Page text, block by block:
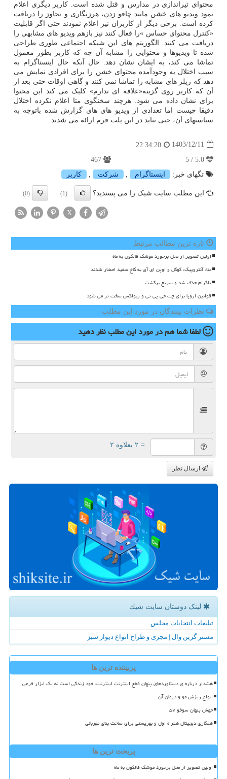
محتوای تیراندازی در مدارس و قتل شده است. کاربر دیگری اعلام
نمود ویدیو های خشن مانند چاقو زدن، هرزنگاری و تجاوز را دریافت
کرده است. برخی دیگر از کاربران نیز اعلام نمودند حتی اگر قابلیت
«کنترل محتوای حساس »را فعال کنند نیز بازهم ویدیو های مشابهی را
دریافت می کنند. الگوریتم های این شبکه اجتماعی طوری طراحی
شده تا ویدیوها و محتوایی را مشابه آن چه که کاربر بطور معمول
تماشا می کند، به ایشان نشان دهد. حال آنکه حال اینستاگرام به
سبب اختلال به وجودآمده محتوای خشن را برای افرادی نمایش می
دهد که ریلز های مشابه را تماشا نمی کنند و گاهی اوقات حتی بعد از
آن که کاربر روی گزینه«علاقه ای ندارم» کلیک می کند این محتوا
برای نشان داده می شود. هرچند سخنگوی متا اعلام نکرده اختلال
دقیقا چیست اما تعدادی از ویدیو های های گزارش شده باتوجه به
سیاستهای آن، حتی نباید در این پلت فرم ارائه می شدند.
1403/12/11
22:34:20
تگهای خبر:
اینستاگرام , شركت , كاربر
این مطلب سایت شیک را می پسندید؟ (1)
(0)
X
تازه ترین مطالب مرتبط
اولین تصویر از محل برخورد موشک فالکون به ماه
متا، آنتروپیک، گوگل و اوپن ای آی به کاخ سفید احضار شدند
تلگرام حذف شد و سریع برگشت
قوانین اروپا برای چت جی پی تی و ربولکس سخت تر می شود
نظرات بینندگان در مورد این مطلب
لطفا شما همدر مورد این مطلبنظر دهید
= ۲ بعلاوه ۲
ارسال نظر
لینک دوستان سایت شیك
تبلیغات انتخابات مجلس
مستر گرین وال | مجری و طراح انواع دیوار سبز
پربیننده ترین ها
هشدار درباره ی دستاوردهای پنهان قطع اینترنت اینترنت، خود زندگی است نه یک ابزار فرعی
انواع ریزش مو و درمان آن
جهش پنهان سوخو ۵۷
همکاری دیجیتال همراه اول و بهزیستی برای ساخت بنای مهربانی
پربحث ترین ها
اولین تصویر از محل برخورد موشک فالکون به ماه